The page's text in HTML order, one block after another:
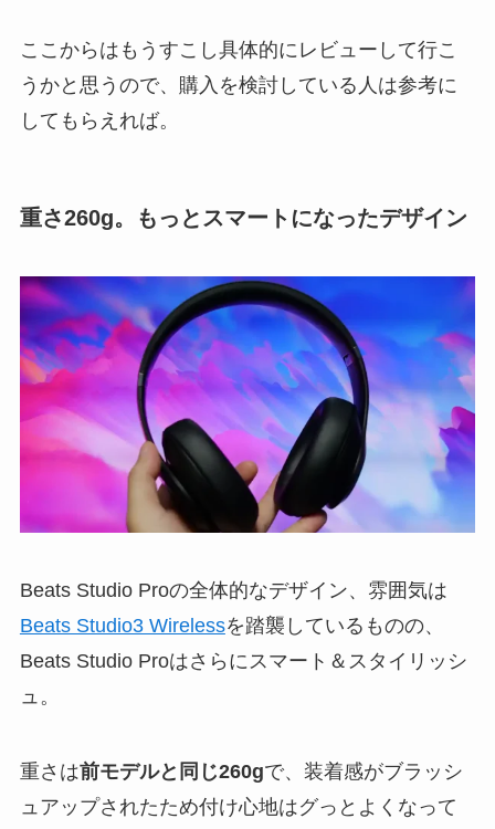
ここからはもうすこし具体的にレビューして行こ
うかと思うので、購入を検討している人は参考に
してもらえれば。
重さ260g。もっとスマートになったデザイン
Beats Studio Proの全体的なデザイン、雰囲気は
Beats Studio3 Wirelessを踏襲しているものの、
Beats Studio Proはさらにスマート＆スタイリッシ
ュ。
重さは前モデルと同じ260gで、装着感がブラッシ
ュアップされたため付け心地はグっとよくなって